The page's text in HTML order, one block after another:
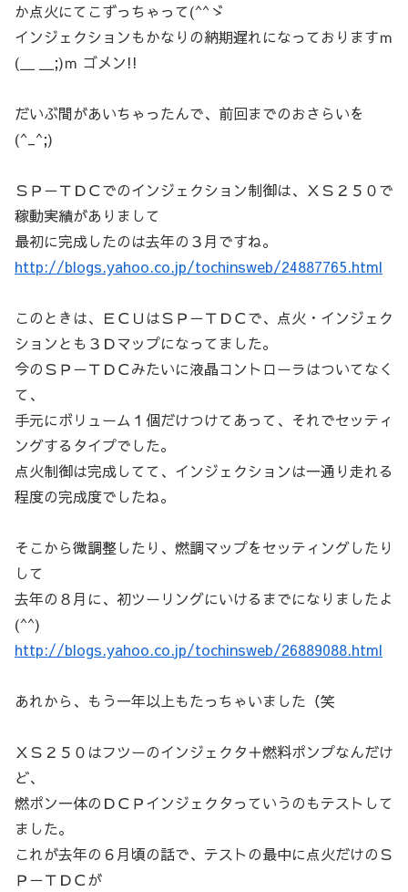
か点火にてこずっちゃって(^^ゞ
インジェクションもかなりの納期遅れになっておりますｍ
(＿ ＿;)ｍ ゴメン!!
だいぶ間があいちゃったんで、前回までのおさらいを
(^_^;)
ＳＰ－ＴＤＣでのインジェクション制御は、ＸＳ２５０で
稼動実績がありまして
最初に完成したのは去年の３月ですね。
http://blogs.yahoo.co.jp/tochinsweb/24887765.html
このときは、ＥＣＵはＳＰ－ＴＤＣで、点火・インジェク
ションとも３Ｄマップになってました。
今のＳＰ－ＴＤＣみたいに液晶コントローラはついてなく
て、
手元にボリューム１個だけつけてあって、それでセッティ
ングするタイプでした。
点火制御は完成してて、インジェクションは一通り走れる
程度の完成度でしたね。
そこから微調整したり、燃調マップをセッティングしたり
して
去年の８月に、初ツーリングにいけるまでになりましたよ
(^^)
http://blogs.yahoo.co.jp/tochinsweb/26889088.html
あれから、もう一年以上もたっちゃいました（笑
ＸＳ２５０はフツーのインジェクタ＋燃料ポンプなんだけ
ど、
燃ポン一体のＤＣＰインジェクタっていうのもテストして
ました。
これが去年の６月頃の話で、テストの最中に点火だけのＳ
Ｐ－ＴＤＣが